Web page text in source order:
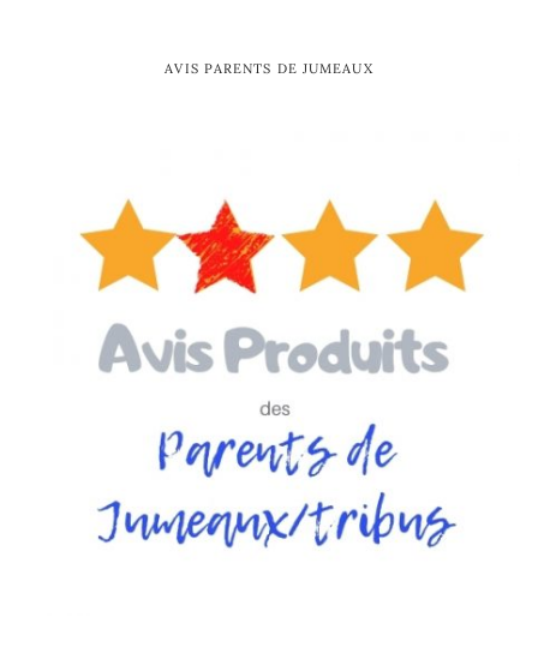
AVIS PARENTS DE JUMEAUX